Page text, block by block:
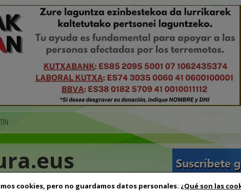
cookies, pero no guardamos datos personales. ¿Qué son las